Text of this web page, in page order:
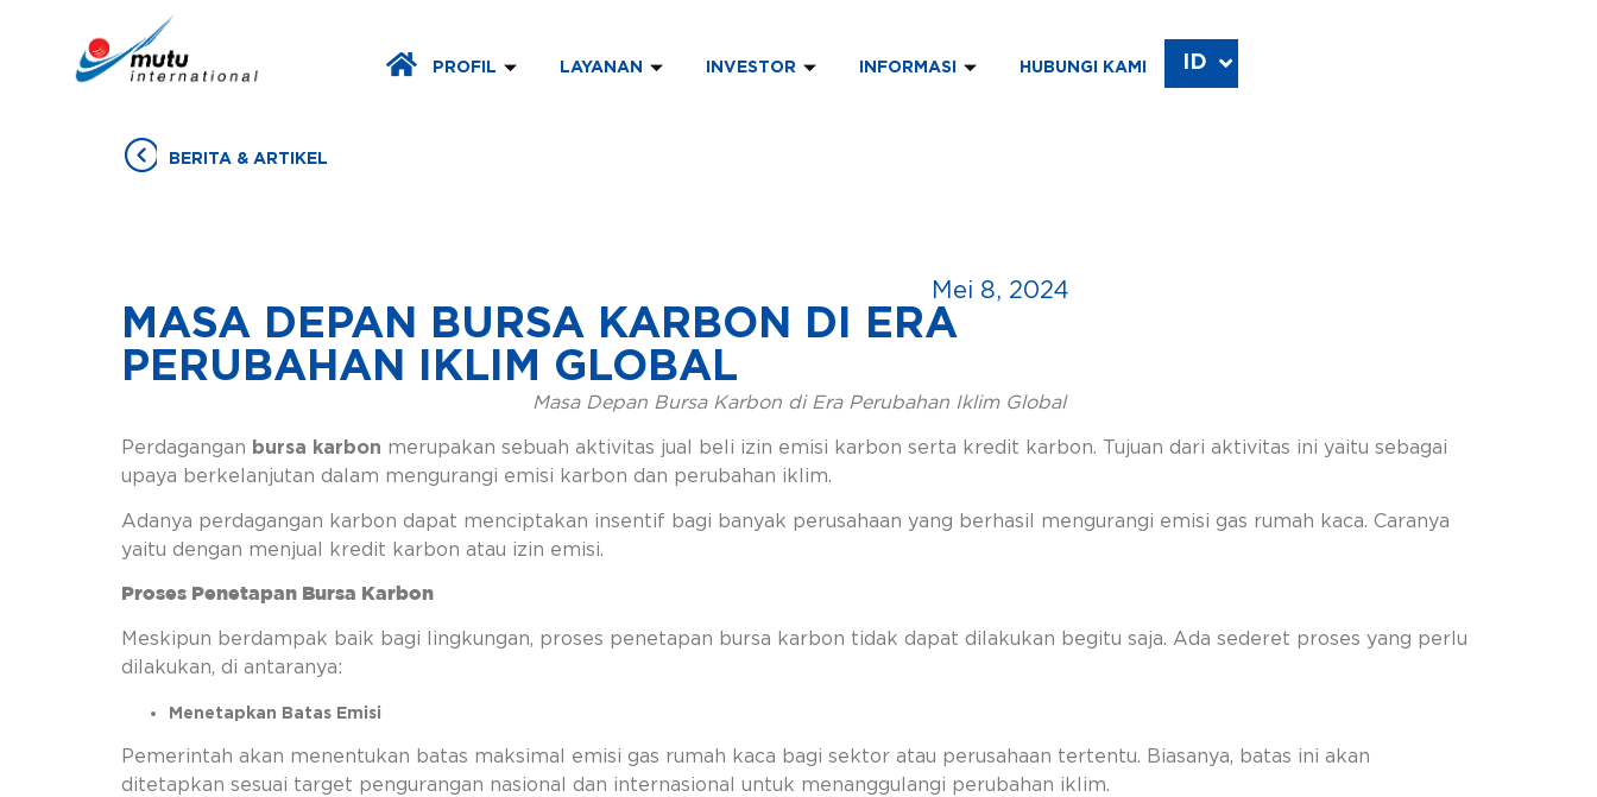
PROFIL LAYANAN INVESTOR INFORMASI HUBUNGI KAMI ID
EN
BERITA & ARTIKEL
Mei 8, 2024
MASA DEPAN BURSA KARBON DI ERA
PERUBAHAN IKLIM GLOBAL
Masa Depan Bursa Karbon di Era Perubahan Iklim Global
Perdagangan bursa karbon merupakan sebuah aktivitas jual beli izin emisi karbon serta kredit karbon. Tujuan dari aktivitas ini yaitu sebagai
upaya berkelanjutan dalam mengurangi emisi karbon dan perubahan iklim.
Adanya perdagangan karbon dapat menciptakan insentif bagi banyak perusahaan yang berhasil mengurangi emisi gas rumah kaca. Caranya
yaitu dengan menjual kredit karbon atau izin emisi.
Proses Penetapan Bursa Karbon
Meskipun berdampak baik bagi lingkungan, proses penetapan bursa karbon tidak dapat dilakukan begitu saja. Ada sederet proses yang perlu
dilakukan, di antaranya:
Menetapkan Batas Emisi
Pemerintah akan menentukan batas maksimal emisi gas rumah kaca bagi sektor atau perusahaan tertentu. Biasanya, batas ini akan
ditetapkan sesuai target pengurangan nasional dan internasional untuk menanggulangi perubahan iklim.